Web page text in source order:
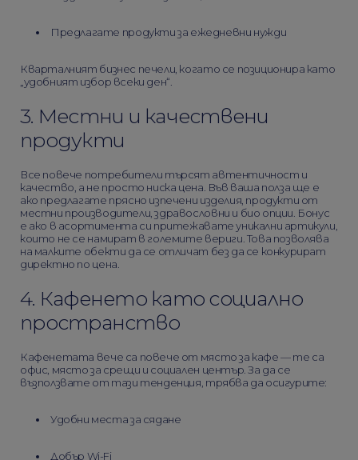
Предлагате продукти за ежедневни нужди
Кварталният бизнес печели, когато се позиционира като
„удобният избор всеки ден“.
3. Местни и качествени
продукти
Все повече потребители търсят автентичност и
качество, а не просто ниска цена. Във ваша полза ще е
ако предлагате прясно изпечени изделия, продукти от
местни производители, здравословни и био опции. Бонус
е ако в асортимента си притежавате уникални артикули,
които не се намират в големите вериги. Това позволява
на малките обекти да се отличат без да се конкурират
директно по цена.
4. Кафенето като социално
пространство
Кафенетата вече са повече от място за кафе — те са
офис, място за срещи и социален център. За да се
възползватe от тази тенденция, трябва да осигурите:
Удобни места за сядане
Добър Wi-Fi